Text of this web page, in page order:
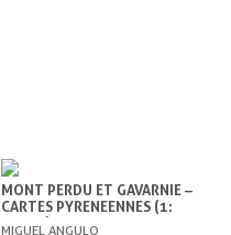
MONT PERDU ET GAVARNIE –
CARTES PYRENEENNES (1:
25000)
MIGUEL ANGULO